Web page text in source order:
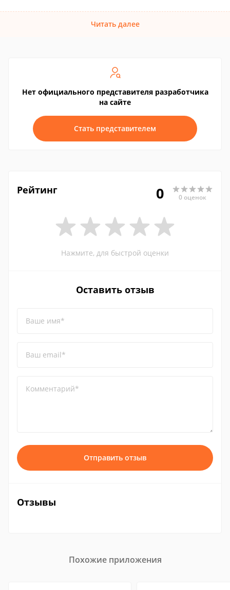
Читать далее
Нет официального представителя разработчика
на сайте
Стать представителем
Рейтинг 0 0 оценок
Нажмите, для быстрой оценки
Оставить отзыв
Ваше имя*
Ваш email*
Комментарий*
Отправить отзыв
Отзывы
Похожие приложения